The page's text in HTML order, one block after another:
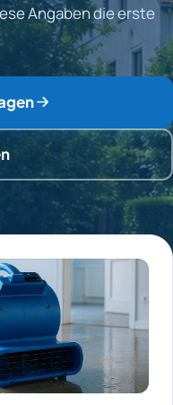
Angaben die erste